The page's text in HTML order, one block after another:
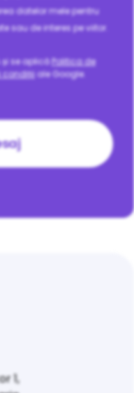
și se aplicăPolitica de
condițiiale Google.
datelor mele pentru
sau de interes pe viitor.
1,